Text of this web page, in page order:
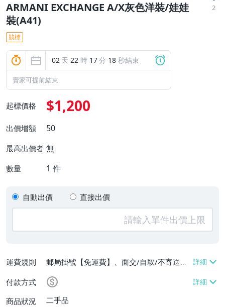
ARMANI EXCHANGE A/X灰色洋裝/娃娃
裝(A41)
2
競標
02 天 22 時 17分 17 秒結束
賣家可提前結束
起標價格 $1,200
出價增額 50
最高出價者 無
數量 1 件
自動出價 直接出價
運費規則
郵局掛號【免運費】、面交/自取/不寄送
【免運費】
付款方式
商品狀況
二手品